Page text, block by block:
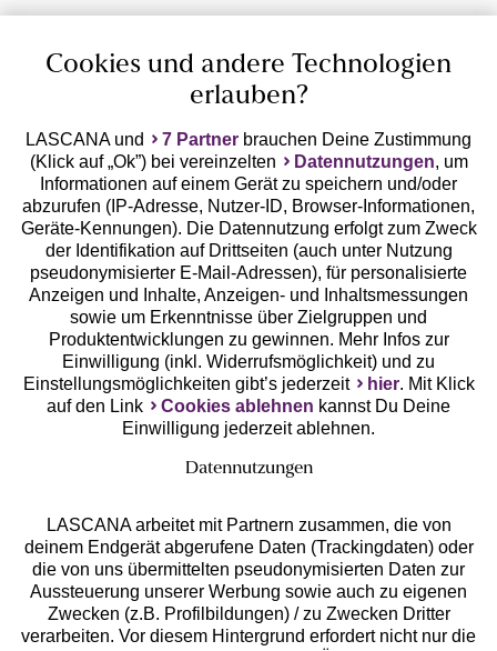
Geprüfte Sicherheit
Unsere Apps
Services
Beratung
Cookies und andere Technologien
erlauben?
LASCANA und 7 Partner brauchen Deine Zustimmung
(Klick auf „Ok”) bei vereinzelten
Datennutzungen, um
Informationen auf einem Gerät zu speichern und/oder
abzurufen (IP-Adresse, Nutzer-ID, Browser-Informationen,
Geräte-Kennungen). Die Datennutzung erfolgt zum Zweck
der Identifikation auf Drittseiten (auch unter Nutzung
pseudonymisierter E-Mail-Adressen), für personalisierte
Anzeigen und Inhalte, Anzeigen- und Inhaltsmessungen
sowie um Erkenntnisse über Zielgruppen und
Produktentwicklungen zu gewinnen. Mehr Infos zur
Einwilligung (inkl. Widerrufsmöglichkeit) und zu
Einstellungsmöglichkeiten gibt’s jederzeit
hier. Mit Klick
auf den Link
Cookies ablehnen kannst Du Deine
Einwilligung jederzeit ablehnen.
Datennutzungen
LASCANA arbeitet mit Partnern zusammen, die von
deinem Endgerät abgerufene Daten (Trackingdaten) oder
die von uns übermittelten pseudonymisierten Daten zur
Aussteuerung unserer Werbung sowie auch zu eigenen
Zwecken (z.B. Profilbildungen) / zu Zwecken Dritter
verarbeiten. Vor diesem Hintergrund erfordert nicht nur die